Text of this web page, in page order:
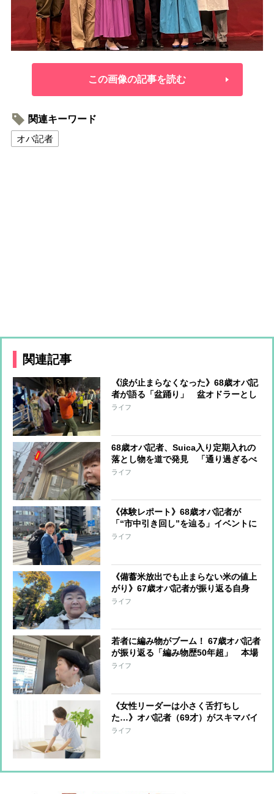
この画像の記事を読む
関連キーワード
オバ記者
関連記事
《涙が止まらなくなった》68歳オバ記
者が語る「盆踊り」 盆オドラーとし
ての経験とその魅力
ライフ
68歳オバ記者、Suica入り定期入れの
落とし物を道で発見 「通り過ぎるべ
きか警察に持っていくべきか…」と逡
ライフ
《体験レポート》68歳オバ記者が
「“市中引き回し”を辿る」イベントに
参加 「厄落としにもなりそう」「背筋
ライフ
《備蓄米放出でも止まらない米の値上
がり》67歳オバ記者が振り返る自身
の“米騒動”「米が買えなくてピンチだ
ライフ
若者に編み物がブーム！ 67歳オバ記者
が振り返る「編み物歴50年超」 本場
のイタリアから糸を“輸入”、仏・パリ
ライフ
《女性リーダーは小さく舌打ちし
た…》オバ記者（69才）がスキマバイ
トに挑戦「私に肉体労働をする資格は
ライフ